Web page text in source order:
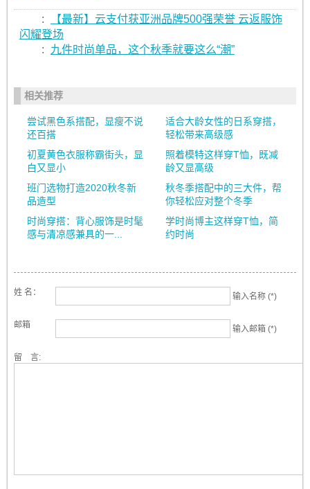
:
【最新】云支付获亚洲品牌500强荣誉 云返服饰
闪耀登场
:
九件时尚单品，这个秋季就要这么“潮”
相关推荐
尝试黑色系搭配，显瘦不说
还百搭
适合大龄女性的日系穿搭，
轻松带来高级感
初夏黄色衣服称霸街头，显
白又显小
照着模特这样穿T恤，既减
龄又显高级
班门选物打造2020秋冬新
品造型
秋冬季搭配中的三大件，帮
你轻松应对整个冬季
时尚穿搭：背心服饰是时髦
感与清凉感兼具的一...
学时尚博主这样穿T恤，简
约时尚
姓 名： 输入名称 (*)
邮箱 输入邮箱 (*)
留 言: